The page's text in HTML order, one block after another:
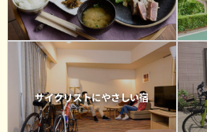
サイクリストにやさしい宿